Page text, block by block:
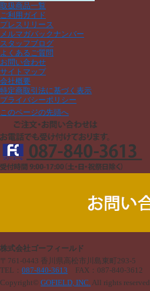
取扱商品一覧
ご利用ガイド
プレスリリース
メルマガバックナンバー
スタッフブログ
よくあるご質問
お問い合わせ
サイトマップ
会社概要
特定商取引法に基づく表示
プライバシーポリシー
このページの先頭へ
株式会社ゴーフィールド
〒761-0443 香川県高松市川島東町293-5
TEL： 087-840-3613 FAX： 087-840-3612
Copyright© GOFIELD, INC. All rights reserved.